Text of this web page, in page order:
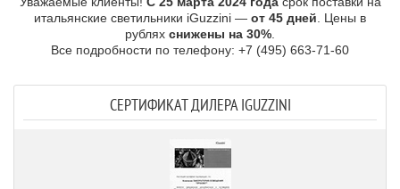
итальянские светильники iGuzzini — от 45 дней . Цены в
рублях снижены на 30%
Все подробности по телефону: +7 (495) 663-71-60
СЕРТИФИКАТ ДИЛЕРА IGUZZINI